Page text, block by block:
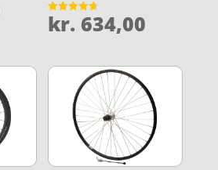
Vurderet
4.7
kr. 634,00